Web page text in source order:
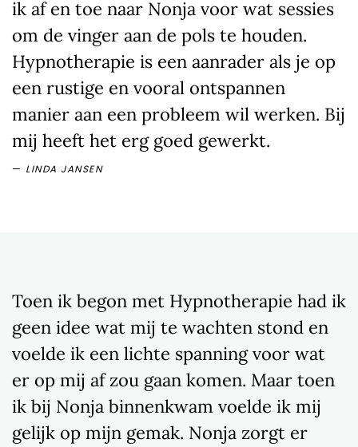
ik af en toe naar Nonja voor wat sessies
om de vinger aan de pols te houden.
Hypnotherapie is een aanrader als je op
een rustige en vooral ontspannen
manier aan een probleem wil werken. Bij
mij heeft het erg goed gewerkt.
LINDA JANSEN
Toen ik begon met Hypnotherapie had ik
geen idee wat mij te wachten stond en
voelde ik een lichte spanning voor wat
er op mij af zou gaan komen. Maar toen
ik bij Nonja binnenkwam voelde ik mij
gelijk op mijn gemak. Nonja zorgt er